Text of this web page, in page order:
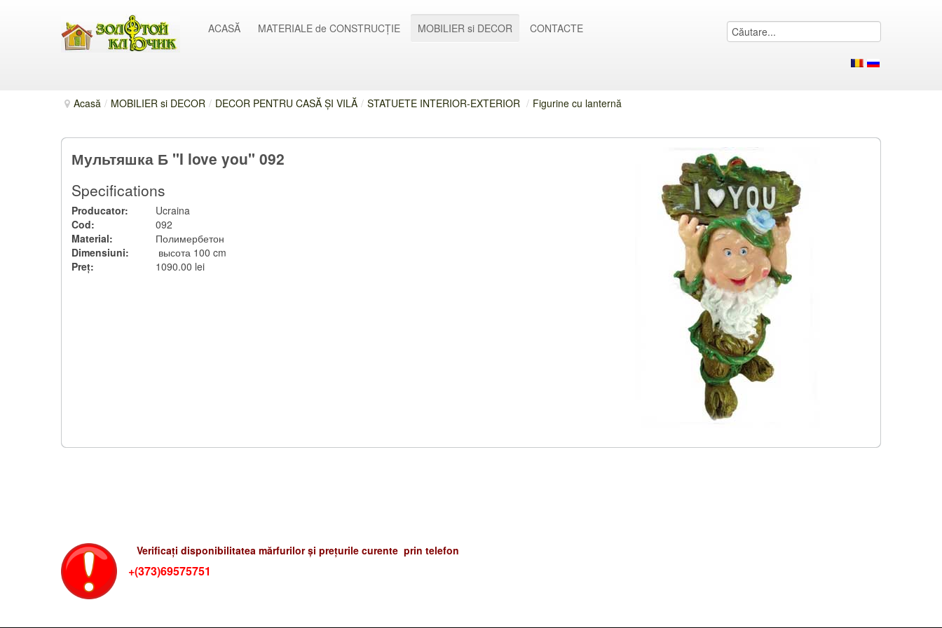
ACASĂ MATERIALE de CONSTRUCȚIE MOBILIER si DECOR CONTACTE
Acasă / MOBILIER si DECOR / DECOR PENTRU CASĂ ȘI VILĂ / STATUETE INTERIOR-EXTERIOR / Figurine cu lanternă
Мультяшка Б "I love you" 092
Specifications
Producator:
Ucraina
Cod:
092
Material:
Полимербетон
Dimensiuni:
высота 100 cm
Preț:
1090.00 lei
Verificați disponibilitatea mărfurilor și prețurile curente prin telefon
+(373)69575751